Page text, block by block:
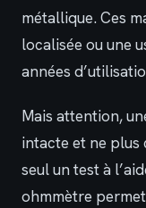
métallique. Ces
localisée ou une
années
Mais attention,
intacte et ne plus
seul un test à
ohmmètre